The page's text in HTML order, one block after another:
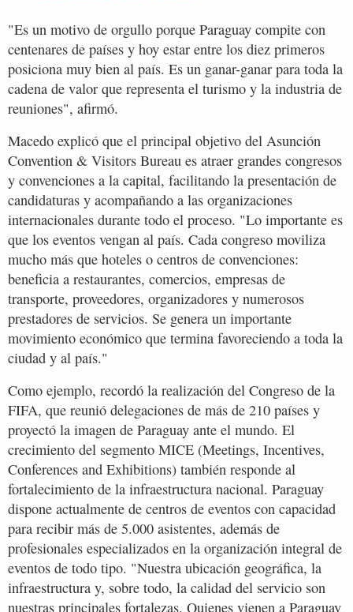
"Es un motivo de orgullo porque Paraguay compite con
centenares de países y hoy estar entre los diez primeros
posiciona muy bien al país. Es un ganar-ganar para toda la
cadena de valor que representa el turismo y la industria de
reuniones", afirmó.
Macedo explicó que el principal objetivo del Asunción
Convention & Visitors Bureau es atraer grandes congresos
y convenciones a la capital, facilitando la presentación de
candidaturas y acompañando a las organizaciones
internacionales durante todo el proceso. "Lo importante es
que los eventos vengan al país. Cada congreso moviliza
mucho más que hoteles o centros de convenciones:
beneficia a restaurantes, comercios, empresas de
transporte, proveedores, organizadores y numerosos
prestadores de servicios. Se genera un importante
movimiento económico que termina favoreciendo a toda la
ciudad y al país."
Como ejemplo, recordó la realización del Congreso de la
FIFA, que reunió delegaciones de más de 210 países y
proyectó la imagen de Paraguay ante el mundo. El
crecimiento del segmento MICE (Meetings, Incentives,
Conferences and Exhibitions) también responde al
fortalecimiento de la infraestructura nacional. Paraguay
dispone actualmente de centros de eventos con capacidad
para recibir más de 5.000 asistentes, además de
profesionales especializados en la organización integral de
eventos de todo tipo. "Nuestra ubicación geográfica, la
infraestructura y, sobre todo, la calidad del servicio son
nuestras principales fortalezas. Quienes vienen a Paraguay